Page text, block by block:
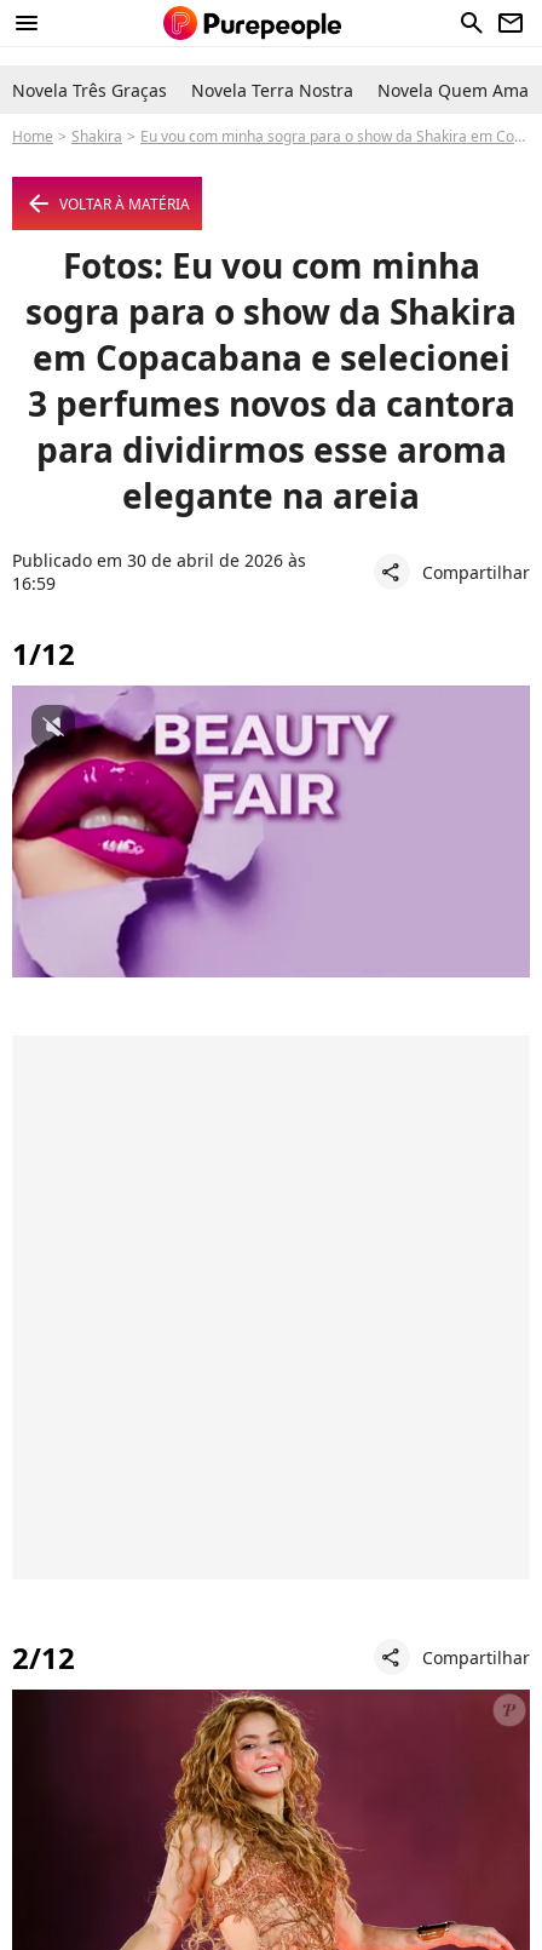
menu search newsletter
Novela Três Graças Novela Terra Nostra Novela Quem Ama
Home Shakira Eu vou com minha sogra para o show da Shakira em Copacabana e selecionei 3 perfumes novos da cantora para dividirmos esse aroma elegante na areia
arrow_left VOLTAR À MATÉRIA
Fotos: Eu vou com minha
sogra para o show da Shakira
em Copacabana e selecionei
3 perfumes novos da cantora
para dividirmos esse aroma
elegante na areia
Publicado em 30 de abril de 2026 às
16:59
share Compartilhar
1/12
2/12 share Compartilhar